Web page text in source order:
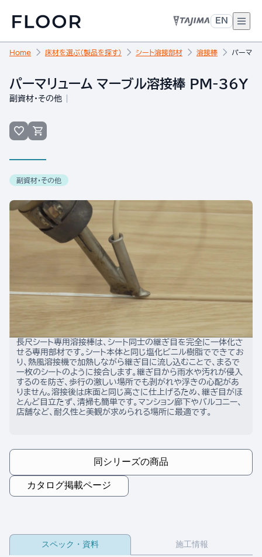
EN
Home 床材を選ぶ（製品を探す） シート溶接部材 溶接棒 パーマ
パーマリューム マーブル溶接棒 PM-36Y
副資材・その他
副資材・その他
長尺シート専用溶接棒は、シート同士の継ぎ目を完全に一体化さ
せる専用部材です。シート本体と同じ塩化ビニル樹脂でできてお
り、熱風溶接機で加熱しながら継ぎ目に流し込むことで、まるで
一枚のシートのように接合します。継ぎ目から雨水や汚れが侵入
するのを防ぎ、歩行の激しい場所でも剥がれや浮きの心配があ
りません。溶接後は床面と同じ高さに仕上げるため、継ぎ目がほ
とんど目立たず、清掃も簡単です。マンション廊下やバルコニー、
店舗など、耐久性と美観が求められる場所に最適です。
同シリーズの商品
カタログ掲載ページ
スペック・資料 施工情報